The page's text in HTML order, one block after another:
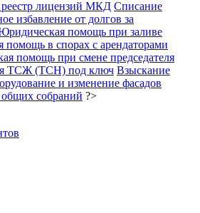
лицензий МКД Списание
избавление от долгов за
помощь при заливе
помощь в спорах с арендаторами
помощь при смене председателя
ТСЖ (ТСН) под ключ Взыскание
и изменение фасадов
собраний ?>